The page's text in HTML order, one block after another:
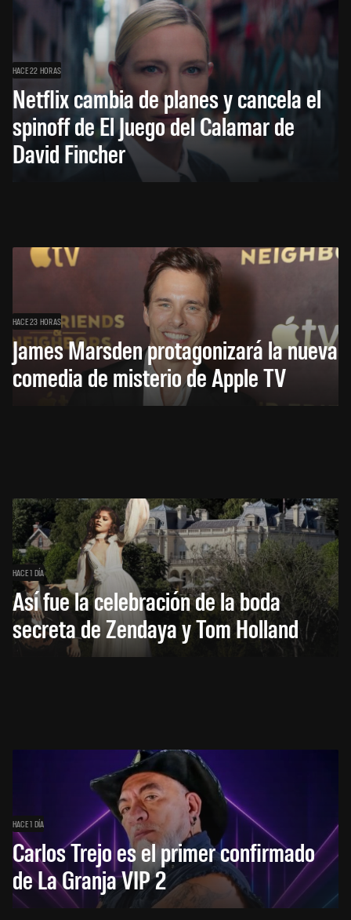
HACE 22 HORAS
Netflix cambia de planes y cancela el
spinoff de El Juego del Calamar de
David Fincher
HACE 23 HORAS
James Marsden protagonizará la nueva
comedia de misterio de Apple TV
HACE 1 DÍA
Así fue la celebración de la boda
secreta de Zendaya y Tom Holland
HACE 1 DÍA
Carlos Trejo es el primer confirmado
de La Granja VIP 2